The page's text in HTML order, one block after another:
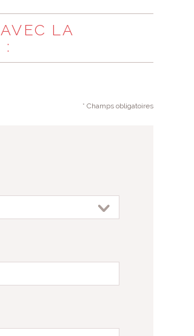
AVEC LA
:
* Champs obligatoires